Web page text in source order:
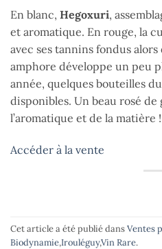
En blanc, Hegoxuri,
et aromatique. En rouge, la
avec ses tannins fondus alors
amphore développe un peu
année, quelques bouteilles du
disponibles. Un beau rosé de
l’aromatique et de la matière !
Accéder à la vente
Cet article a été publié dansVentes
Biodynamie,Irouléguy,Vin Rare.